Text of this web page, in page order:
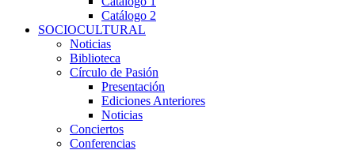
Catálogo 2
SOCIOCULTURAL
Noticias
Biblioteca
Círculo de Pasión
Presentación
Ediciones Anteriores
Noticias
Conciertos
Conferencias